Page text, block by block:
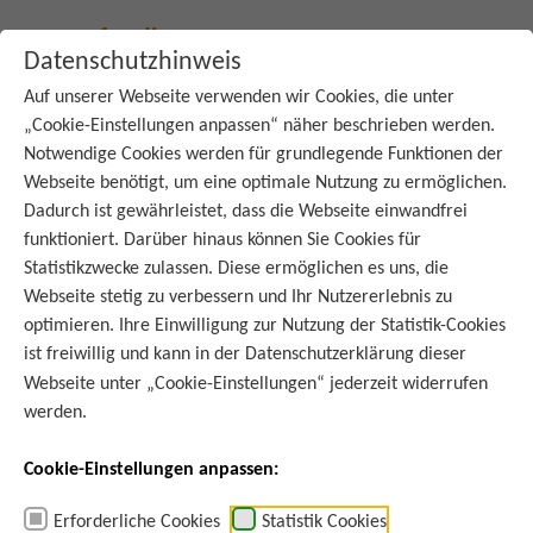
Datenschutzhinweis
Auf unserer Webseite verwenden wir Cookies, die unter
„Cookie-Einstellungen anpassen“ näher beschrieben werden.
Notwendige Cookies werden für grundlegende Funktionen der
Webseite benötigt, um eine optimale Nutzung zu ermöglichen.
Dadurch ist gewährleistet, dass die Webseite einwandfrei
funktioniert. Darüber hinaus können Sie Cookies für
Statistikzwecke zulassen. Diese ermöglichen es uns, die
Webseite stetig zu verbessern und Ihr Nutzererlebnis zu
optimieren. Ihre Einwilligung zur Nutzung der Statistik-Cookies
ist freiwillig und kann in der Datenschutzerklärung dieser
Webseite unter „Cookie-Einstellungen“ jederzeit widerrufen
werden.
Cookie-Einstellungen anpassen:
Erforderliche Cookies Statistik Cookies
:Startseite Blog
SCHON GEWUSST?
Fisch: Frische erkennen und
richtig lagern
Quelle: adobeStock - Kateryna
besten, damit er möglichst lange hält? Wir haben Antworten auf diese
zubereiten und genießen können.